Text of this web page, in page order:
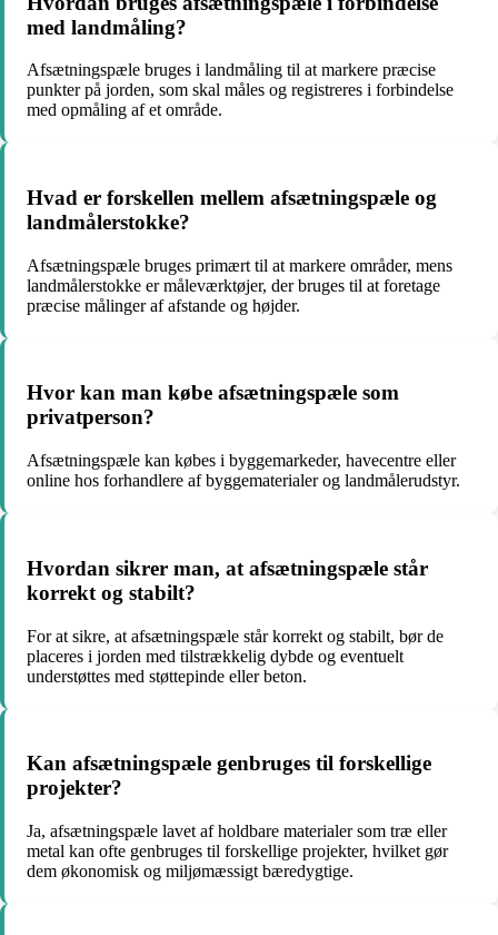
med landmåling?
Afsætningspæle bruges i landmåling til at markere præcise
punkter på jorden, som skal måles og registreres i forbindelse
med opmåling af et område.
Hvad er forskellen mellem afsætningspæle og
landmålerstokke?
Afsætningspæle bruges primært til at markere områder, mens
landmålerstokke er måleværktøjer, der bruges til at foretage
præcise målinger af afstande og højder.
Hvor kan man købe afsætningspæle som
privatperson?
Afsætningspæle kan købes i byggemarkeder, havecentre eller
online hos forhandlere af byggematerialer og landmålerudstyr.
Hvordan sikrer man, at afsætningspæle står
korrekt og stabilt?
For at sikre, at afsætningspæle står korrekt og stabilt, bør de
placeres i jorden med tilstrækkelig dybde og eventuelt
understøttes med støttepinde eller beton.
Kan afsætningspæle genbruges til forskellige
projekter?
Ja, afsætningspæle lavet af holdbare materialer som træ eller
metal kan ofte genbruges til forskellige projekter, hvilket gør
dem økonomisk og miljømæssigt bæredygtige.